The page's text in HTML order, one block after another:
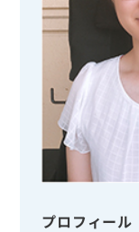
プロフィール